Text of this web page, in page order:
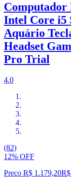
Computador
Intel Core i5
Aquário
Headset
Pro Trial
4.0
(82)
12% OFF
Preço R$ 1.179,20R$